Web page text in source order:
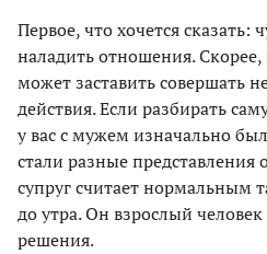
Первое, что хочется сказать:
наладить отношения.
может заставить совершать
действия. Если разбирать
у вас с мужем изначально
стали разные
супруг считает нормальным
до утра. Он взрослый
решения.